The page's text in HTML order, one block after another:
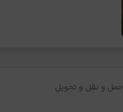
حمل و نقل و تحویل